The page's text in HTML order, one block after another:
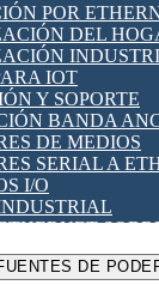
DE
-
VARIAS
LED
REED
DE RELÉ
TÉRMICA
SÓLIDO
DE
POR
DEL
IOT
Y SOPORTE
BANDA
DE MEDIOS
SERIAL A
I/O
REDES DE